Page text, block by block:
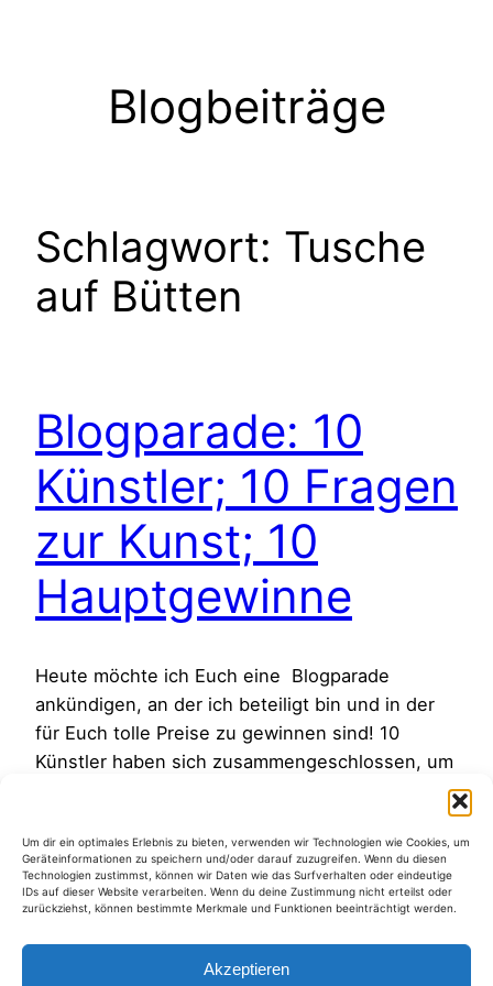
Um dir ein optimales Erlebnis zu bieten, verwenden wir Technologien wie Cookies, um
Geräteinformationen zu speichern und/oder darauf zuzugreifen. Wenn du diesen
Technologien zustimmst, können wir Daten wie das Surfverhalten oder eindeutige
IDs auf dieser Website verarbeiten. Wenn du deine Zustimmung nicht erteilst oder
zurückziehst, können bestimmte Merkmale und Funktionen beeinträchtigt werden.
Akzeptieren
Blogbeiträge
Schlagwort: Tusche
auf Bütten
Blogparade: 10
Künstler; 10 Fragen
zur Kunst; 10
Hauptgewinne
Heute möchte ich Euch eine Blogparade
ankündigen, an der ich beteiligt bin und in der
für Euch tolle Preise zu gewinnen sind! 10
Künstler haben sich zusammengeschlossen, um
für die Teilnehmenden, verlost jeder Künstler in
Eigenregie ein Bild von sich…
11. April 2011